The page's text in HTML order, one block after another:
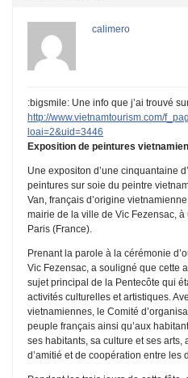
calimero
:bigsmile: Une info que j’ai trouvé
http://www.vietnamtourism.com/
loai=2&uid=3446
Exposition de peintures
Une expositon d’une cinquantaine
peintures sur soie du peintre
Van, français d’origine
mairie de la ville de Vic Fezensac,
Paris (France).
Prenant la parole à la cérémonie
Vic Fezensac, a souligné que cette
sujet principal de la Pentecôte qui
activités culturelles et artistiques.
vietnamiennes, le Comité
peuple français ainsi qu’aux
ses habitants, sa culture et ses
d’amitié et de coopération entre les